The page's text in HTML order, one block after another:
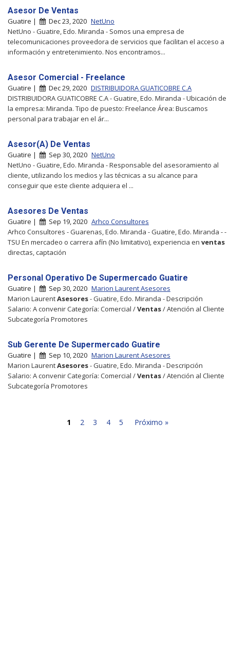
Asesor De Ventas
Guatire | Dec 23, 2020 NetUno
NetUno - Guatire, Edo. Miranda - Somos una empresa de
telecomunicaciones proveedora de servicios que facilitan el acceso a
información y entretenimiento. Nos encontramos...
Asesor Comercial - Freelance
Guatire | Dec 29, 2020 DISTRIBUIDORA GUATICOBRE C.A
DISTRIBUIDORA GUATICOBRE C.A - Guatire, Edo. Miranda - Ubicación de
la empresa: Miranda. Tipo de puesto: Freelance Área: Buscamos
personal para trabajar en el ár...
Asesor(A) De Ventas
Guatire | Sep 30, 2020 NetUno
NetUno - Guatire, Edo. Miranda - Responsable del asesoramiento al
cliente, utilizando los medios y las técnicas a su alcance para
conseguir que este cliente adquiera el ...
Asesores De Ventas
Guatire | Sep 19, 2020 Arhco Consultores
Arhco Consultores - Guarenas, Edo. Miranda - Guatire, Edo. Miranda - -
TSU En mercadeo o carrera afín (No limitativo), experiencia en ventas
directas, captación
Personal Operativo De Supermercado Guatire
Guatire | Sep 30, 2020 Marion Laurent Asesores
Marion LaurentAsesores- Guatire, Edo. Miranda - Descripción
Salario: A convenir Categoría: Comercial /Ventas/ Atención al Cliente
Subcategoría Promotores
Sub Gerente De Supermercado Guatire
Guatire | Sep 10, 2020 Marion Laurent Asesores
Marion LaurentAsesores- Guatire, Edo. Miranda - Descripción
Salario: A convenir Categoría: Comercial /Ventas/ Atención al Cliente
Subcategoría Promotores
1 2 3 4 5 Próximo »